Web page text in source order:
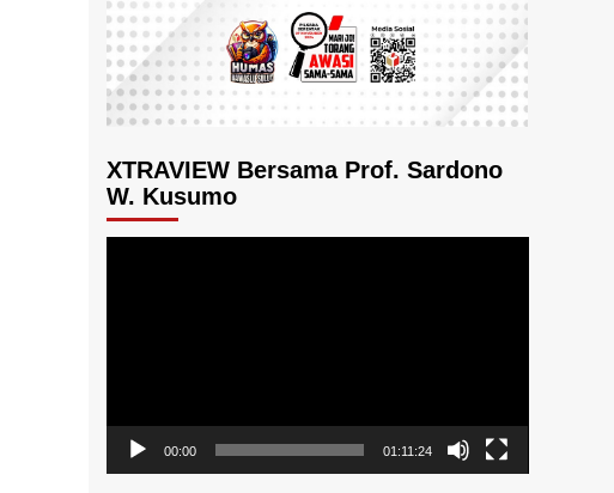
XTRAVIEW Bersama Prof. Sardono
W. Kusumo
00:00 01:11:24